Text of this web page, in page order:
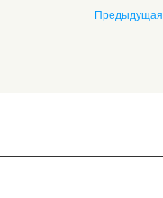
Предыдущая